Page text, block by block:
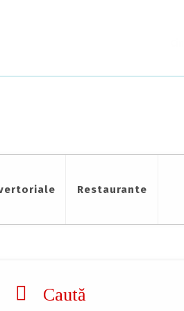
Restaurante